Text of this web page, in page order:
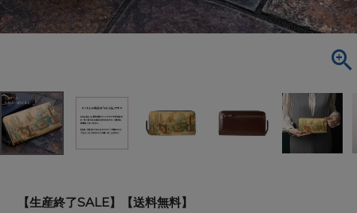
【生産終了SALE】【送料無料】